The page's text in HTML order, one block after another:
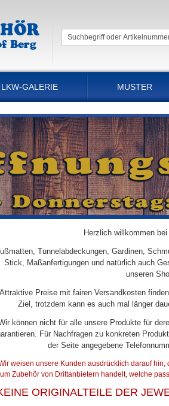
LKW-GALERIE MUSTER
ARTIKELDETAILS
Herzlich willkommen bei
Tunnelabdeckungen, Gardinen,
Stick, Maßanfertigungen und natürlich auch
unseren
Attraktive Preise mit fairen Versandkosten
Ziel, trotzdem kann es auch mal länger
können nicht für alle unsere Produkte für
Für Nachfragen zu konkreten
der Seite angegebene
weisen unsere Kunden ausdrücklich darauf
um Zubehör von Drittanbietern handelt, welche
ORIGINALTEILE DER